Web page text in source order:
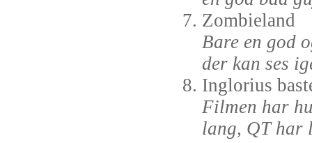
Zombieland
Bare en god
der kan ses
Inglorius
Filmen har
lang, QT har